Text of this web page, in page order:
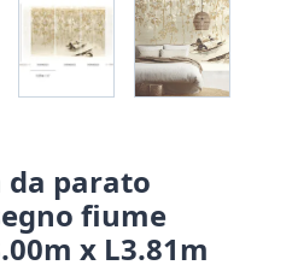
da parato
fiume
x L3.81m